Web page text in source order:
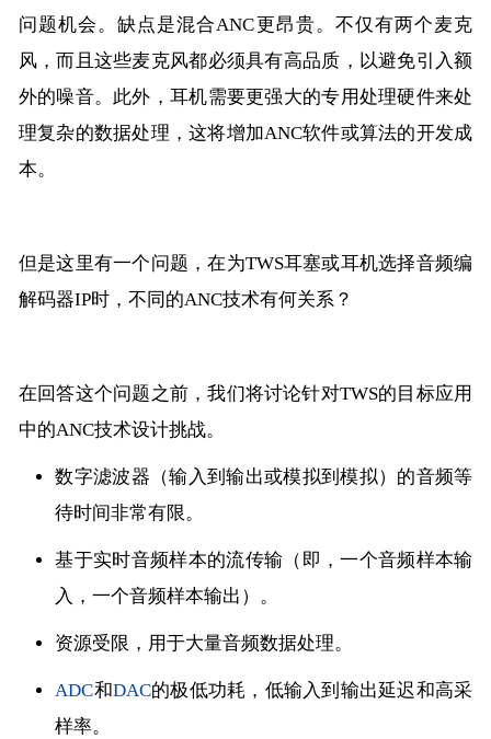
问题机会。缺点是混合ANC更昂贵。不仅有两个麦克
风，而且这些麦克风都必须具有高品质，以避免引入额
外的噪音。此外，耳机需要更强大的专用处理硬件来处
理复杂的数据处理，这将增加ANC软件或算法的开发成
本。
但是这里有一个问题，在为TWS耳塞或耳机选择音频编
解码器IP时，不同的ANC技术有何关系？
在回答这个问题之前，我们将讨论针对TWS的目标应用
中的ANC技术设计挑战。
数字滤波器（输入到输出或模拟到模拟）的音频等
待时间非常有限。
基于实时音频样本的流传输（即，一个音频样本输
入，一个音频样本输出）。
资源受限，用于大量音频数据处理。
ADC和DAC的极低功耗，低输入到输出延迟和高采
样率。